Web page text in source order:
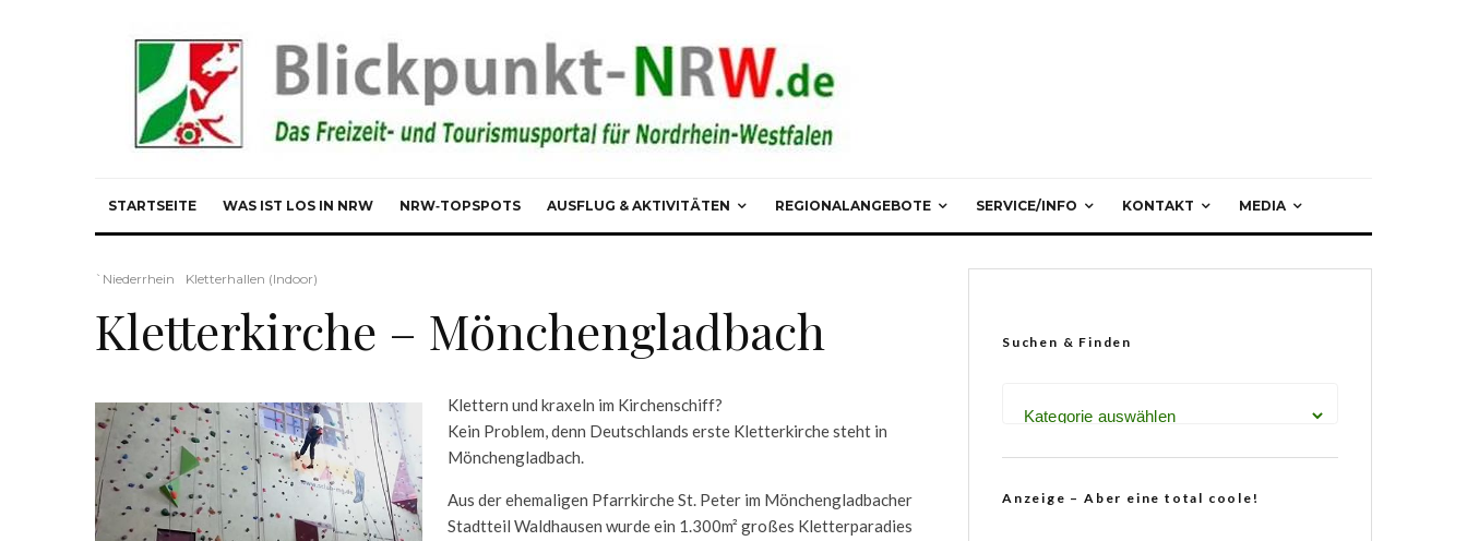
STARTSEITE WAS IST LOS IN NRW NRW‑TOPSPOTS AUSFLUG & AKTIVITÄTEN REGIONALANGEBOTE SERVICE/INFO KONTAKT MEDIA
`Niederrhein Kletterhallen (Indoor)
Kletterkirche – Mönchengladbach
Klettern und kraxeln im Kirchenschiff?
Kein Problem, denn Deutschlands erste Kletterkirche steht in
Mönchengladbach.
Aus der ehemaligen Pfarrkirche St. Peter im Mönchengladbacher
Stadtteil Waldhausen wurde ein 1.300m² großes Kletterparadies
Suchen & Finden
Anzeige – Aber eine total coole!